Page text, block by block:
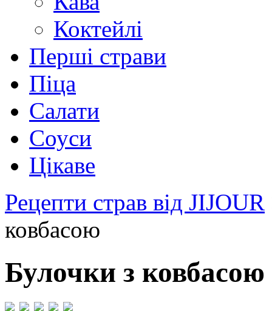
Коктейлі
Перші страви
Піца
Салати
Соуси
Цікаве
Рецепти страв від JIJOUR
ковбасою
Булочки з ковбасою